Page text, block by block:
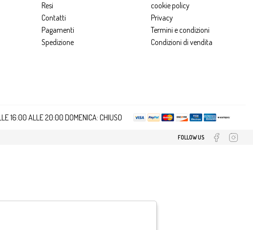
Resi
Contatti
Pagamenti
Spedizione
cookie policy
Privacy
Termini e condizioni
Condizioni di vendita
16:00 ALLE 20:00 DOMENICA: CHIUSO
FOLLOW US